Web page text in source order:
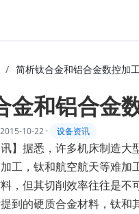
/ 简析钛合金和铝合金数控加
金和铝合金
2015-10-22 · 设备资讯
讯】据悉，许多机床制造
工，钛和航空航天等难
，但其切削效率往往是不
的硬质合金材料，钛和